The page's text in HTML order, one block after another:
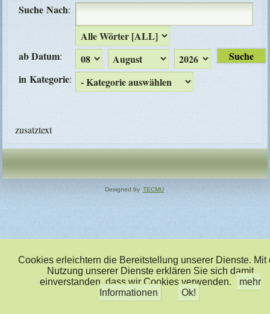
Suche Nach:
ab Datum:
in Kategorie:
zusatztext
Designed by TECMU
Cookies erleichtern die Bereitstellung unserer Dienste. Mit
Nutzung unserer Dienste erklären Sie sich damit
einverstanden, dass wir Cookies verwenden.
mehr
Informationen
Ok!